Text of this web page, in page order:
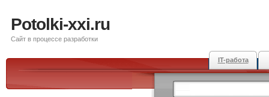
Potolki-xxi.ru
Сайт в процессе разработки
IT-работа